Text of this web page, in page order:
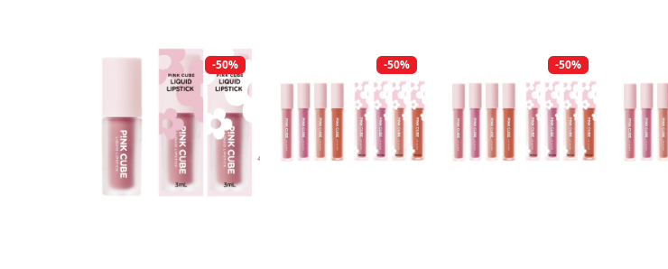
-50% -50% -50%